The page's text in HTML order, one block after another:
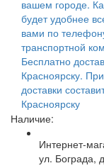
вашем городе.
будет удобнее
вами по
транспортной
Бесплатно
Красноярску.
доставки
Красноярску
Наличие:
Интернет-
ул. Бограда,